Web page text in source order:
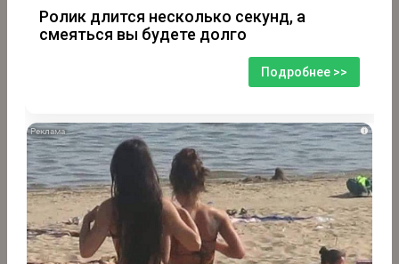
Ролик длится несколько секунд, а
смеяться вы будете долго
Подробнее >>
i